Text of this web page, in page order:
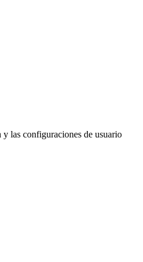
las configuraciones de usuario